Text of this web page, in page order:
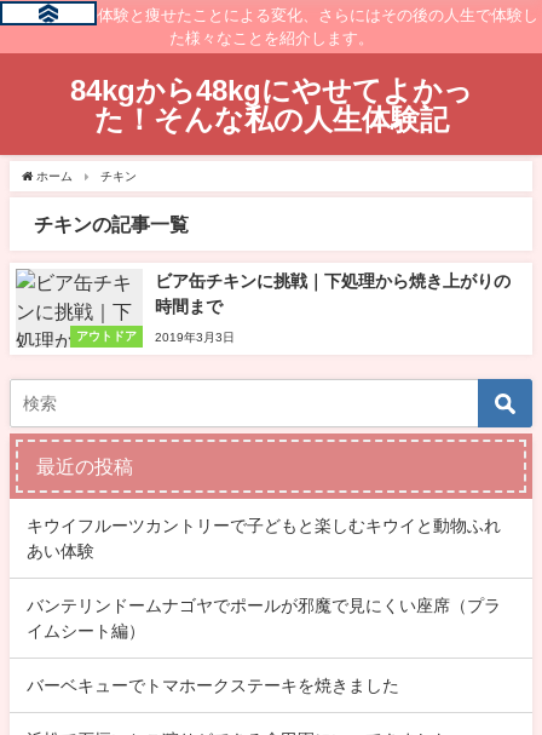
痩せるまでの体験と痩せたことによる変化、さらにはその後の人生で体験し
た様々なことを紹介します。
84kgから48kgにやせてよかっ
た！そんな私の人生体験記
ホーム チキン
チキンの記事一覧
アウトドア
ビア缶チキンに挑戦｜下処理から焼き上がりの
時間まで
2019年3月3日
最近の投稿
キウイフルーツカントリーで子どもと楽しむキウイと動物ふれ
あい体験
バンテリンドームナゴヤでポールが邪魔で見にくい座席（プラ
イムシート編）
バーベキューでトマホークステーキを焼きました